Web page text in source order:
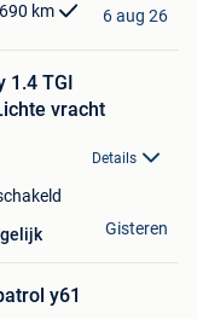
km 6 aug 26
TGI
vracht
Details
Gisteren
y61